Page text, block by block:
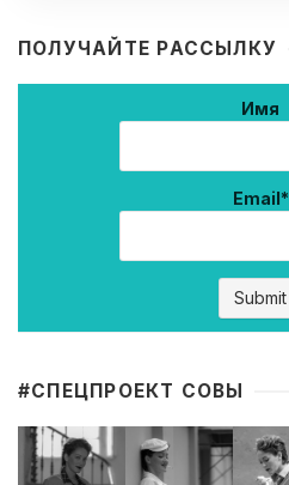
ПОЛУЧАЙТЕ РАССЫЛКУ
Имя
Email*
#CПЕЦПРОЕКТ СОВЫ